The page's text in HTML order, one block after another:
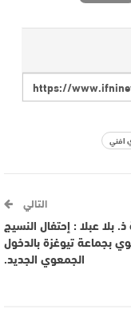
افني
التالي
بلا عبلا : إحتفال النسيج
بجماعة تيوغزة بالدخول
الجمعوي الجديد.